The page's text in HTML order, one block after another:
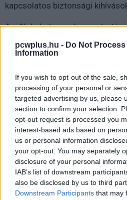
pcwplus.hu - Do Not Process
Information
If you wish to opt-out of the sale,
processing of your personal or
targeted advertising by us, please
section to confirm your selection.
opt-out request is processed you
interest-based ads based on
us or personal information
your opt-out. You may separately
disclosure of your personal
IAB’s list of downstream
also be disclosed by us to third
Downstream Participants that may
kapcsolatos biztonsági
Az Alphabet ezzel egy
szolgáltatások és a biztonsági
ha az üzlet megvalósul, az
Pulzusméréssel segíti a
balatoni kardioösvény (X)
4 és egy 8 km-es
Balatonalmádiban.
Címkék: #google #alphabet